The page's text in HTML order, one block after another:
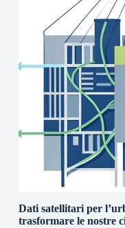
Dati satellitari per
trasformare le nostre